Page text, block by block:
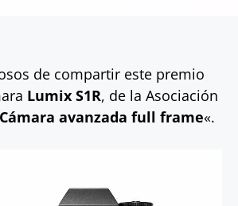
de compartir este premio
Lumix S1R, de la Asociación
avanzada full frame«.